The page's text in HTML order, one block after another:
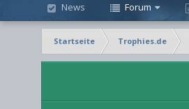
News Forum
Startseite Trophies.de